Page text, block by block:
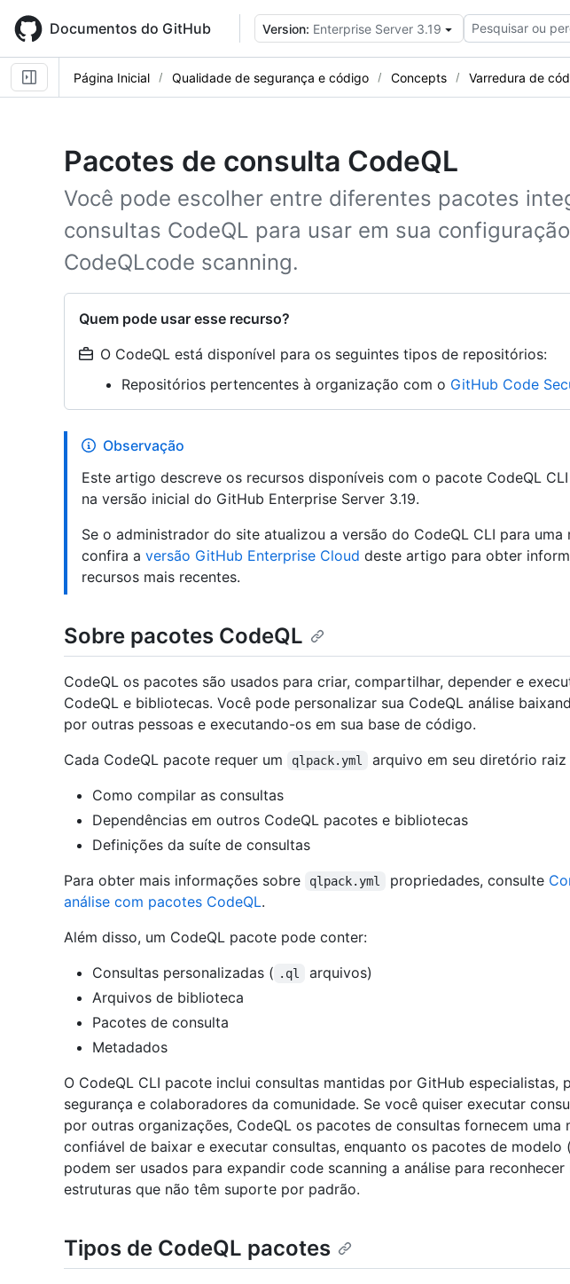
main
content
Documentos do GitHub Version: Enterprise Server 3.19 Pesquisar ou
Página Inicial Qualidade de segurança e código Concepts Varredura de
Pacotes de consulta CodeQL
Você pode escolher entre diferentes pacotes
consultas CodeQL para usar em sua configuração
CodeQLcode scanning.
Quem pode usar esse recurso?
O CodeQL está disponível para os seguintes tipos de repositórios:
Repositórios pertencentes à organização com o GitHub Code
Observação
Este artigo descreve os recursos disponíveis com o pacote CodeQL
na versão inicial do GitHub Enterprise Server 3.19.
Se o administrador do site atualizou a versão do CodeQL CLI para uma
confira a versão GitHub Enterprise Cloud deste artigo para obter
recursos mais recentes.
Sobre pacotes CodeQL
CodeQL os pacotes são usados para criar, compartilhar, depender e
CodeQL e bibliotecas. Você pode personalizar sua CodeQL análise
por outras pessoas e executando-os em sua base de código.
Cada CodeQL pacote requer um
qlpack.yml
arquivo em seu diretório
Como compilar as consultas
Dependências em outros CodeQL pacotes e bibliotecas
Definições da suíte de consultas
Para obter mais informações sobre
qlpack.yml propriedades, consulte
análise com pacotes CodeQL.
Além disso, um CodeQL pacote pode conter:
Consultas personalizadas ( .ql
arquivos)
Arquivos de biblioteca
Pacotes de consulta
Metadados
O CodeQL CLI pacote inclui consultas mantidas por GitHub especialistas,
segurança e colaboradores da comunidade. Se você quiser executar
por outras organizações, CodeQL os pacotes de consultas fornecem uma
confiável de baixar e executar consultas, enquanto os pacotes de modelo
podem ser usados para expandir code scanning a análise para
estruturas que não têm suporte por padrão.
Tipos de CodeQL pacotes